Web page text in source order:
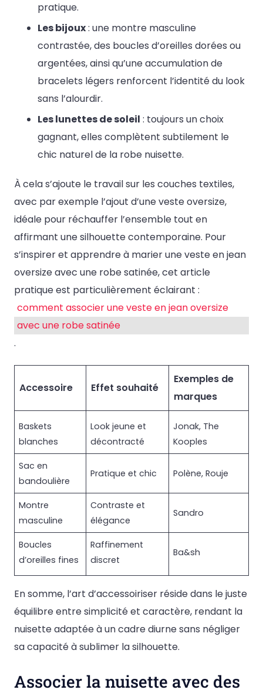
pratique.
Les bijoux: une montre masculine
contrastée, des boucles d’oreilles dorées ou
argentées, ainsi qu’une accumulation de
bracelets légers renforcent l’identité du look
sans l’alourdir.
Les lunettes de soleil : toujours un choix
gagnant, elles complètent subtilement le
chic naturel de la robe nuisette.
À cela s’ajoute le travail sur les couches textiles,
avec par exemple l’ajout d’une veste oversize,
idéale pour réchauffer l’ensemble tout en
affirmant une silhouette contemporaine. Pour
s’inspirer et apprendre à marier une veste en jean
oversize avec une robe satinée, cet article
pratique est particulièrement éclairant :
comment associer une veste en jean oversize
avec une robe satinée
.
Accessoire Effet souhaité
Exemples de
marques
Baskets
blanches
Look jeune et
décontracté
Jonak, The
Kooples
Sac en
bandoulière
Pratique et chic Polène, Rouje
Montre
masculine
Contraste et
élégance
Sandro
Boucles
d’oreilles fines
Raffinement
discret
Ba&sh
En somme, l’art d’accessoiriser réside dans le juste
équilibre entre simplicité et caractère, rendant la
nuisette adaptée à un cadre diurne sans négliger
sa capacité à sublimer la silhouette.
Associer la nuisette avec des